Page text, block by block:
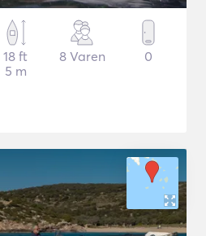
18 ft
5 m
8 Varen 0